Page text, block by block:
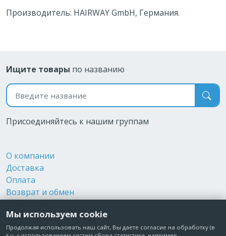
Производитель: HAIRWAY GmbH, Германия.
Ищите товары по названию
Поиск по названию
Присоединяйтесь к нашим группам
О компании
Доставка
Оплата
Возврат и обмен
Реквизиты
Публичная оферта
Мы используем cookie
Продолжая использовать наш сайт, Вы даете согласие на обработку (в